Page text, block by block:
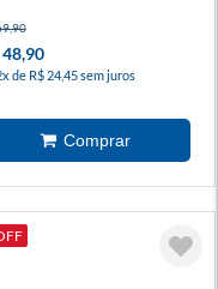
48,90
de R$ 24,45 sem juros